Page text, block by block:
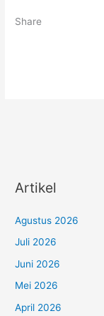
Share
Artikel
Agustus 2026
Juli 2026
Juni 2026
Mei 2026
April 2026